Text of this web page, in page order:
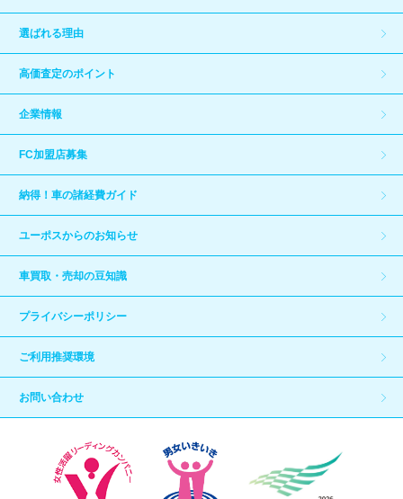
選ばれる理由
高価査定のポイント
企業情報
FC加盟店募集
納得！車の諸経費ガイド
ユーポスからのお知らせ
車買取・売却の豆知識
プライバシーポリシー
ご利用推奨環境
お問い合わせ